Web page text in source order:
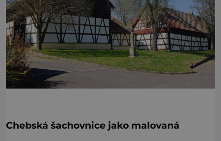
Chebská šachovnice jako malovaná